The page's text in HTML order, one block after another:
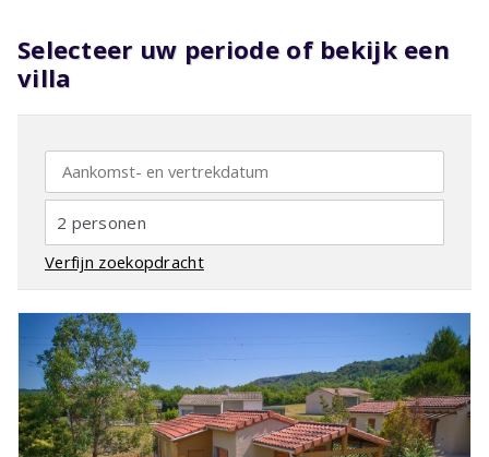
Selecteer uw periode of bekijk een
villa
2 personen
Verfijn zoekopdracht